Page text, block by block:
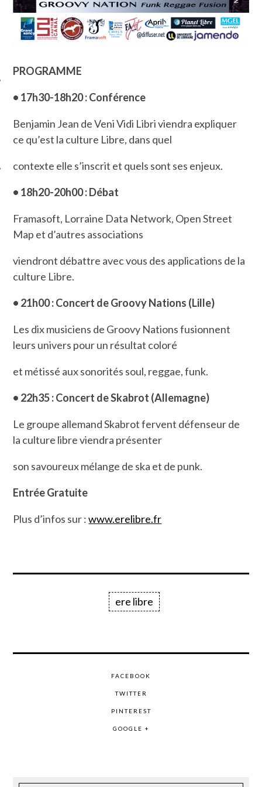
PROGRAMME
• 17h30-18h20 : Conférence
Benjamin Jean de Veni Vidi Libri viendra expliquer
ce qu’est la culture Libre, dans quel
contexte elle s’inscrit et quels sont ses enjeux.
• 18h20-20h00 : Débat
Framasoft, Lorraine Data Network, Open Street
Map et d’autres associations
viendront débattre avec vous des applications de la
culture Libre.
• 21h00 : Concert de Groovy Nations (Lille)
Les dix musiciens de Groovy Nations fusionnent
leurs univers pour un résultat coloré
et métissé aux sonorités soul, reggae, funk.
• 22h35 : Concert de Skabrot (Allemagne)
Le groupe allemand Skabrot fervent défenseur de
la culture libre viendra présenter
son savoureux mélange de ska et de punk.
Entrée Gratuite
Plus d’infos sur :www.erelibre.fr
ere libre
FACEBOOK
TWITTER
PINTEREST
GOOGLE +